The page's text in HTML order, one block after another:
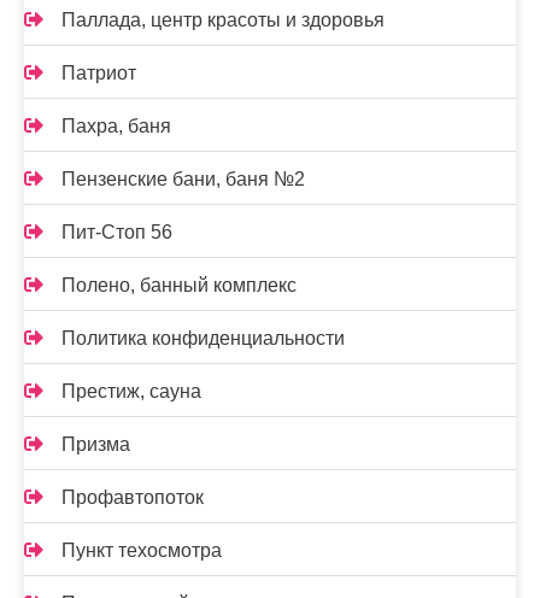
Паллада, центр красоты и здоровья
Патриот
Пахра, баня
Пензенские бани, баня №2
Пит-Стоп 56
Полено, банный комплекс
Политика конфиденциальности
Престиж, сауна
Призма
Профавтопоток
Пункт техосмотра